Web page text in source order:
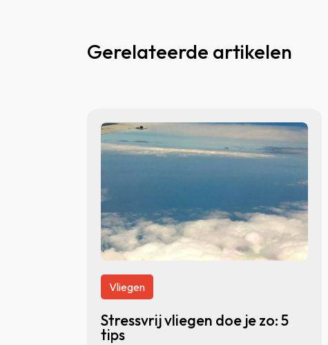
Gerelateerde artikelen
Vliegen
Stressvrij vliegen doe je zo: 5
tips